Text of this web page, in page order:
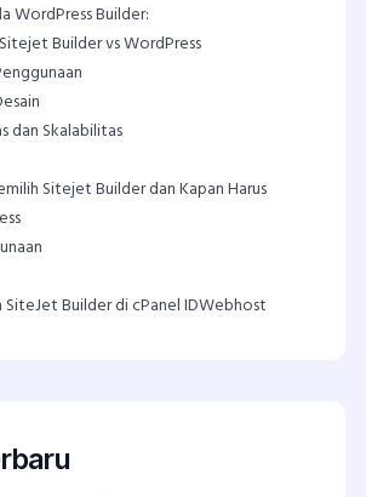
WordPress Builder:
Builder vs WordPress
dan Skalabilitas
Sitejet Builder dan Kapan Harus
SiteJet Builder di cPanel IDWebhost